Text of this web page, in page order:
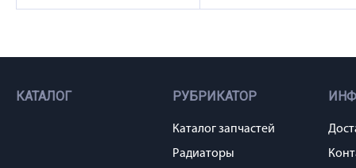
КАТАЛОГ РУБРИКАТОР
Каталог запчастей
Радиаторы